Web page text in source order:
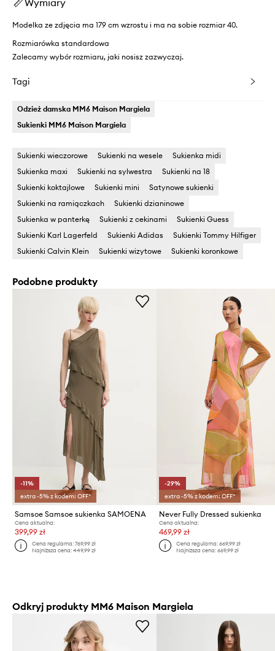
Wymiary
Modelka ze zdjęcia ma 179 cm wzrostu i ma na sobie rozmiar 40.
Rozmiarówka standardowa
Zalecamy wybór rozmiaru, jaki nosisz zazwyczaj.
Tagi
Odzież damska MM6 Maison Margiela
Sukienki MM6 Maison Margiela
Sukienki wieczorowe Sukienki na wesele
Sukienka midi
Sukienka maxi
Sukienki na sylwestra
Sukienki na 18
Sukienki koktajlowe
Sukienki mini
Satynowe sukienki
Sukienki na ramiączkach
Sukienki dzianinowe
Sukienka w panterkę
Sukienki z cekinami
Sukienki Guess
Sukienki Karl Lagerfeld
Sukienki Adidas
Sukienki Tommy Hilfiger
Sukienki Calvin Klein
Sukienki wizytowe Sukienki koronkowe
Podobne produkty
-11%
extra -5% z kodem: OFF*
Samsoe Samsoe sukienka SAMOENA
Cena aktualna:
399,99 zł
Cena regularna:769,99 zł
Najniższa cena:449,99 zł
-29%
extra -5% z kodem: OFF*
Never Fully Dressed sukienka
Cena aktualna:
469,99 zł
Cena regularna: 669,99 zł
Najniższa cena: 669,99 zł
Odkryj produkty MM6 Maison Margiela